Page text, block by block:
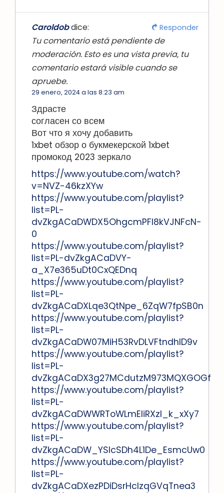
Caroldobdice:
Tu comentario está pendiente de
moderación. Esto es una vista previa, tu
comentario estará visible cuando se
apruebe.
29 enero, 2024 a las 8:23 am
Здрасте
согласен со всем
Вот что я хочу добавить
1xbet обзор о букмекерской 1xbet
промокод 2023 зеркало
https://www.youtube.com/watch?
v=NVZ-46kzXYw
https://www.youtube.com/playlist?
list=PL-
dvZkgACaDWDX5OhgcmPFl8kVJNFcN-
0
https://www.youtube.com/playlist?
list=PL-dvZkgACaDVY-
a_X7e365uDt0CxQEDnq
https://www.youtube.com/playlist?
list=PL-
dvZkgACaDXLqe3QtNpe_6ZqW7fpSB0n
https://www.youtube.com/playlist?
list=PL-
dvZkgACaDW07MiH53RvDLVFtndhID9v
https://www.youtube.com/playlist?
list=PL-
dvZkgACaDX3g27MCdutzM973MQXGOGf
https://www.youtube.com/playlist?
list=PL-
dvZkgACaDWWRToWLmEliRXzl_k_xXy7
https://www.youtube.com/playlist?
list=PL-
dvZkgACaDW_YSlcSDh4L1De_EsmcUw0
https://www.youtube.com/playlist?
list=PL-
dvZkgACaDXezPDiDsrHcIzqGVqTnea3
Responder